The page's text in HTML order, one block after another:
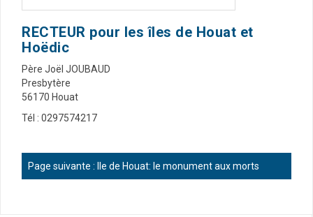
RECTEUR pour les îles de Houat et
Hoëdic
Père Joël JOUBAUD
Presbytère
56170 Houat
Tél : 0297574217
Page suivante : Ile de Houat: le monument aux morts